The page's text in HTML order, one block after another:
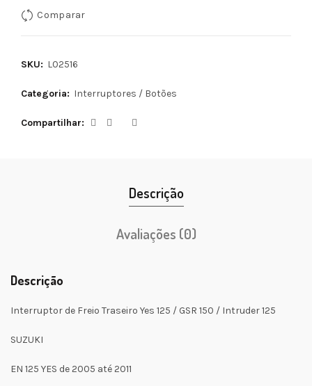
Comparar
SKU: L02516
Categoria: Interruptores / Botões
Compartilhar
Descrição
Avaliações (0)
Descrição
Interruptor de Freio Traseiro Yes 125 / GSR 150 / Intruder 125
SUZUKI
EN 125 YES de 2005 até 2011